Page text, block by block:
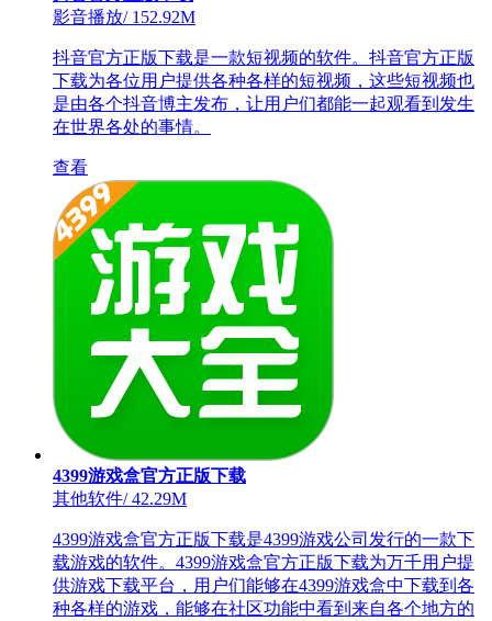
影音播放/152.92M
抖音官方正版下载是一款短视频的软件。抖音官方正版
下载为各位用户提供各种各样的短视频，这些短视频也
是由各个抖音博主发布，让用户们都能一起观看到发生
在世界各处的事情。
查看
4399游戏盒官方正版下载
其他软件/42.29M
4399游戏盒官方正版下载是4399游戏公司发行的一款下
载游戏的软件。4399游戏盒官方正版下载为万千用户提
供游戏下载平台，用户们能够在4399游戏盒中下载到各
种各样的游戏，能够在社区功能中看到来自各个地方的